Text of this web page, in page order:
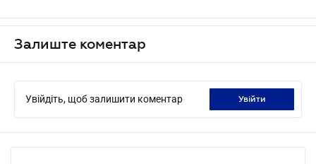
Залиште коментар
Увійдіть, щоб залишити коментар увійти